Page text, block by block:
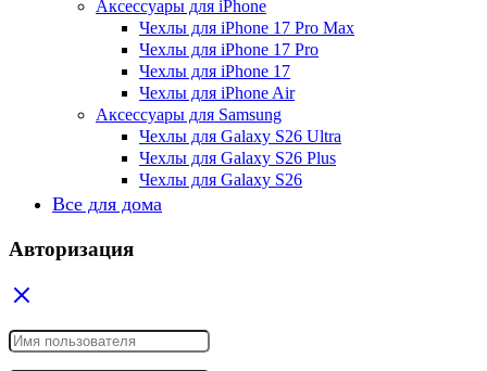
Аксессуары для iPhone
Чехлы для iPhone 17 Pro Max
Чехлы для iPhone 17 Pro
Чехлы для iPhone 17
Чехлы для iPhone Air
Аксессуары для Samsung
Чехлы для Galaxy S26 Ultra
Чехлы для Galaxy S26 Plus
Чехлы для Galaxy S26
Все для дома
Авторизация